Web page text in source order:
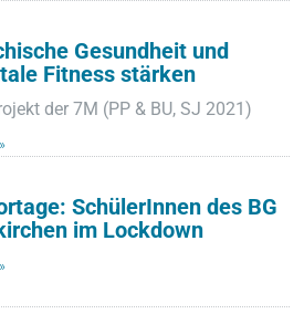
Gesundheit und
Fitness stärken
der 7M (PP & BU, SJ 2021)
SchülerInnen des BG
im Lockdown